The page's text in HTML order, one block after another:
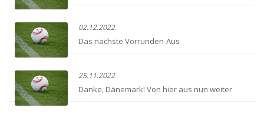
02.12.2022
Das nächste Vorrunden-Aus
25.11.2022
Danke, Dänemark! Von hier aus nun weiter